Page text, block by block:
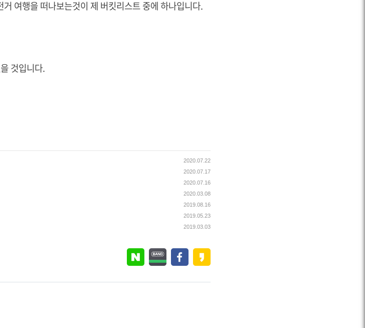
여행을 떠나보는것이 제 버킷리스트 중에 하나입니다.
것입니다.
2020.07.22
2020.07.17
2020.07.16
2020.03.08
2019.08.16
2019.05.23
2019.03.03